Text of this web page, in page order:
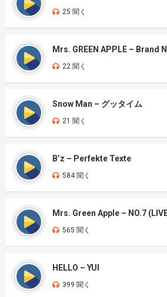
25 聞く
Mrs. GREEN APPLE – Brand
22 聞く
Snow Man – グッタイム
21 聞く
B’z – Perfekte Texte
584 聞く
Mrs. Green Apple – NO.7
565 聞く
HELLO – YUI
399 聞く